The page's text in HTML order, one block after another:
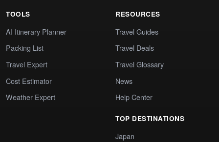
TOOLS
AI Itinerary Planner
Packing List
Travel Expert
Cost Estimator
Weather Expert
RESOURCES
Travel Guides
Travel Deals
Travel Glossary
News
Help Center
TOP DESTINATIONS
Japan